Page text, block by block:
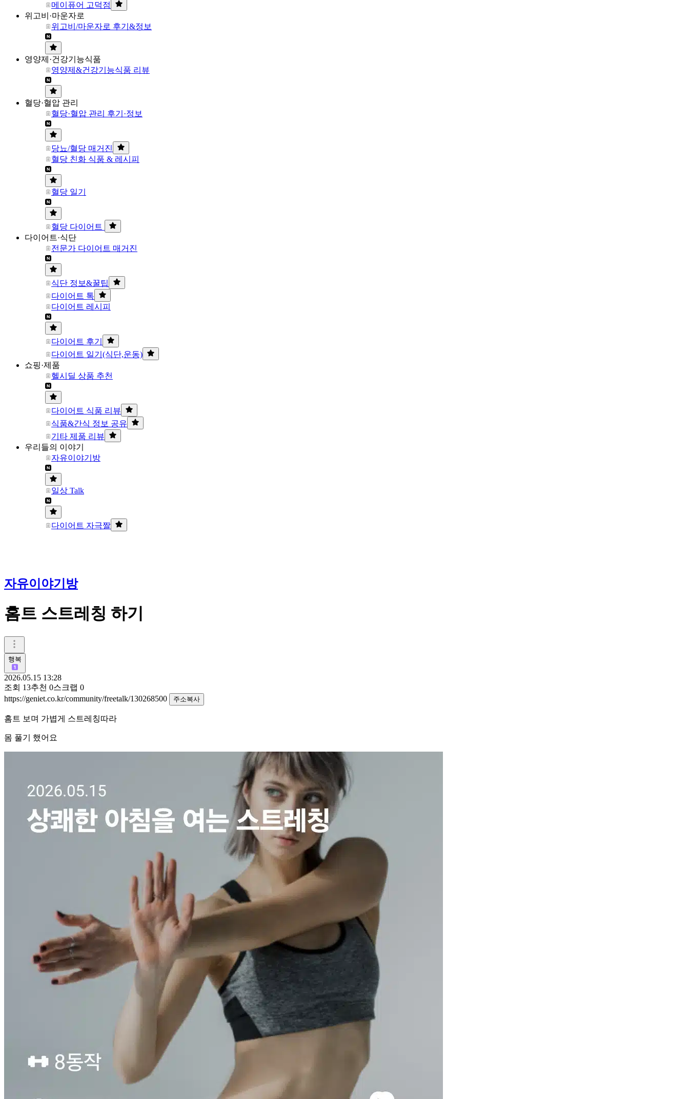
메이퓨어 고덕점
위고비·마운자로
위고비/마운자로 후기&정보
영양제·건강기능식품
영양제&건강기능식품 리뷰
혈당·혈압 관리
혈당·혈압 관리 후기·정보
당뇨/혈당 매거진
혈당 친화 식품 & 레시피
혈당 일기
혈당 다이어트
다이어트·식단
전문가 다이어트 매거진
식단 정보&꿀팁
다이어트 톡
다이어트 레시피
다이어트 후기
다이어트 일기(식단,운동)
쇼핑·제품
헬시딜 상품 추천
다이어트 식품 리뷰
식품&간식 정보 공유
기타 제품 리뷰
우리들의 이야기
자유이야기방
일상 Talk
다이어트 자극짤
자유이야기방
홈트 스트레칭 하기
행복
2026.05.15 13:28
조회 13추천 0스크랩 0
https://geniet.co.kr/community/freetalk/130268500
주소복사
홈트 보며 가볍게 스트레칭따라
몸 풀기 했어요